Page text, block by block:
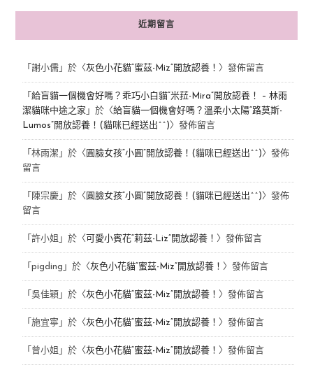
近期留言
「 謝小儒」於〈灰色小花貓“蜜茲-Miz”開放認養！ 〉發佈留言
「 給盲貓一個機會好嗎？乖巧小白貓“米菈-Mira”開放認養！ – 林雨
潔貓咪中途之家 」於〈給盲貓一個機會好嗎？溫柔小太陽“路莫斯-
Lumos”開放認養！(貓咪已經送出^^)〉發佈留言
「 林雨潔 」於〈 圓臉女孩“小圓”開放認養！(貓咪已經送出^^)〉發佈
留言
「 陳宗慶」於〈 圓臉女孩“小圓”開放認養！(貓咪已經送出^^)〉發佈
留言
「 許小姐 」於〈 可愛小賓花“莉茲-Liz”開放認養！ 〉發佈留言
「 pigding 」於〈灰色小花貓“蜜茲-Miz”開放認養！ 〉發佈留言
「 吳佳穎 」於〈灰色小花貓“蜜茲-Miz”開放認養！ 〉發佈留言
「 施宜寧 」於〈灰色小花貓“蜜茲-Miz”開放認養！ 〉發佈留言
「 曾小姐 」於〈灰色小花貓“蜜茲-Miz”開放認養！ 〉發佈留言